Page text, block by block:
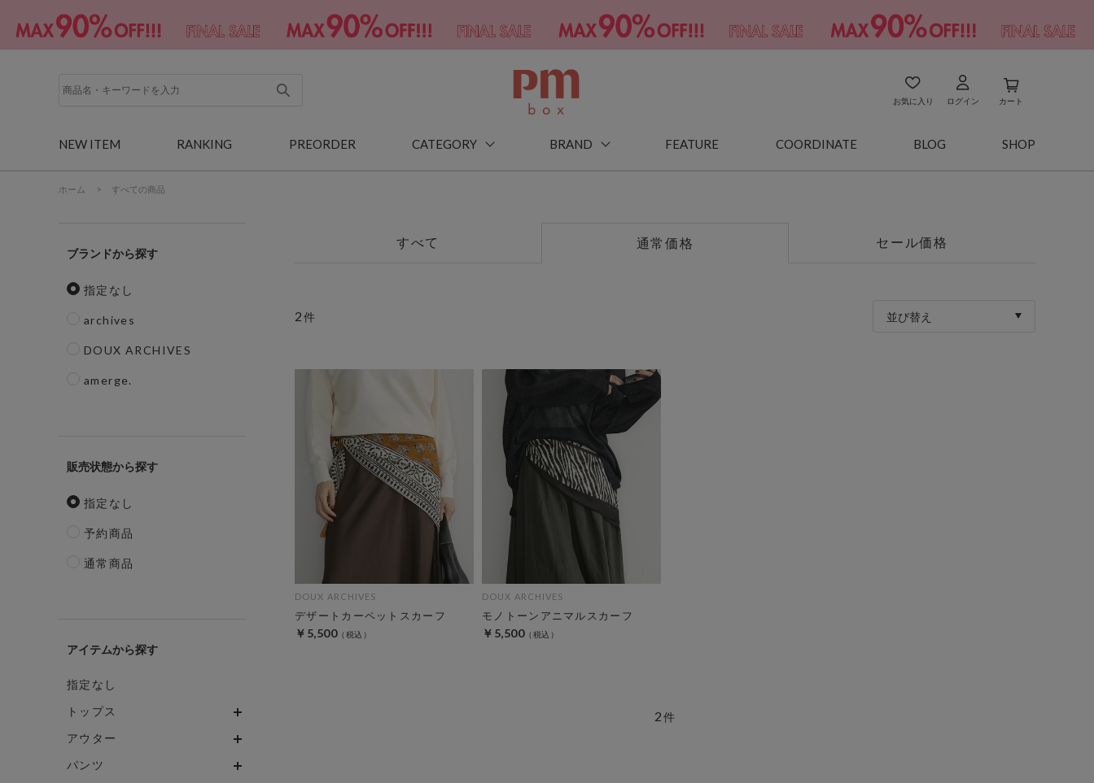
お気に入り ログイン カート
NEW ITEM RANKING PREORDER CATEGORY BRAND FEATURE COORDINATE BLOG SHOP
ホーム > すべての商品
ブランド
指定なし
archives
DOUX ARCHIVES
amerge.
販売状態
指定なし
予約商品
通常商品
アイテム
指定なし
トップス
アウター
パンツ
すべて 通常価格 セール価格
2件 並び替え
DOUX ARCHIVES
デザートカーペットスカーフ
￥5,500
DOUX ARCHIVES
モノトーンアニマルスカーフ
￥5,500
2件